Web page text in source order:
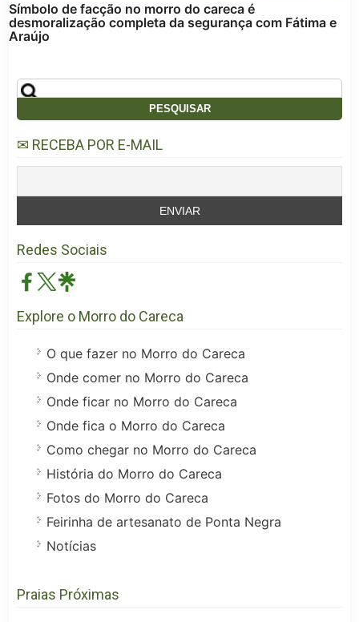
Símbolo de facção no morro do careca é
desmoralização completa da segurança com Fátima e
Araújo
✉ RECEBA POR E-MAIL
Redes Sociais
Explore o Morro do Careca
O que fazer no Morro do Careca
Onde comer no Morro do Careca
Onde ficar no Morro do Careca
Onde fica o Morro do Careca
Como chegar no Morro do Careca
História do Morro do Careca
Fotos do Morro do Careca
Feirinha de artesanato de Ponta Negra
Notícias
Praias Próximas